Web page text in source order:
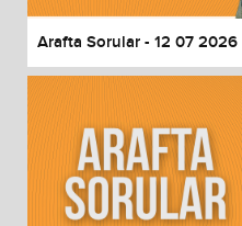
Arafta Sorular - 12 07 2026